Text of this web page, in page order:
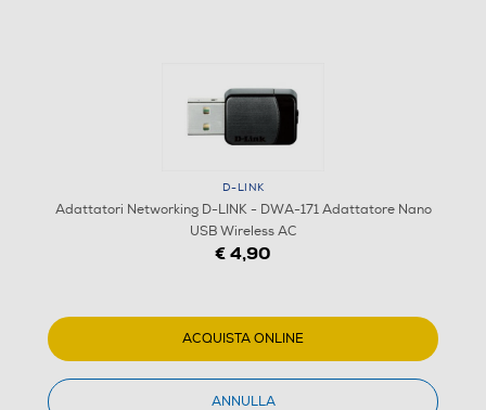
1/5
D-LINK - DWA-171 Adattatore Nano USB Wireless AC
D-LINK
Adattatori Networking D-LINK - DWA-171 Adattatore Nano
USB Wireless AC
€ 4,90
ACQUISTA ONLINE
ANNULLA